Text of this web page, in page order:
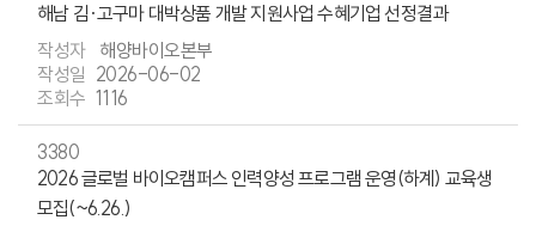
해남 김·고구마 대박상품 개발 지원사업 수혜기업 선정결과
해양바이오본부
2026-06-02
1116
3380
2026 글로벌 바이오캠퍼스 인력양성 프로그램 운영(하계) 교육생
모집(~6.26.)